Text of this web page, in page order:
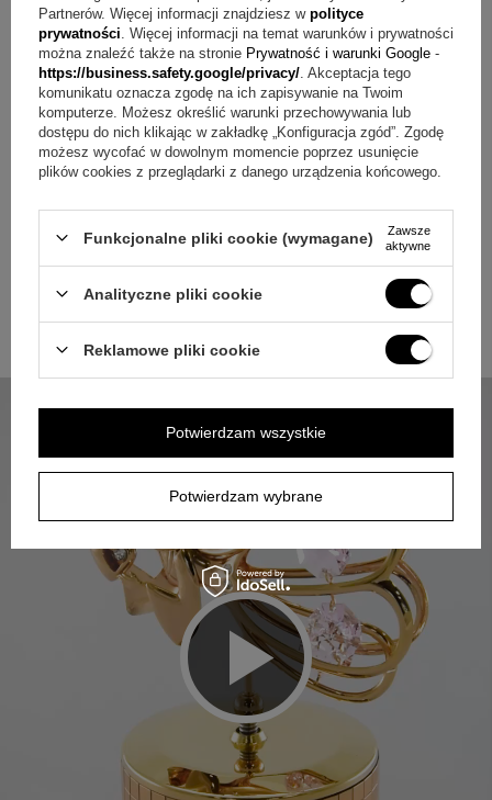
W pudełku umieszczana jest dowolna dedykacja na
tabliczce.
Mały przedmiot, wielkie emocje
Jeśli zależy Ci na połączeniu pozłacanej formy aniołka,
personalizacją, ten zestaw porządkuje wszystko w jednym
wyborze. Grawerowanie laserem na podstawie nadaje
osobisty ton, a dedykacja na tabliczce w pudełku domyka
oprawę wręczenia. To propozycja, która zostaje w domu jako
element wnętrza i przypomina o ważnej uroczystości.
Partnerów. Więcej informacji znajdziesz w polityce
prywatności . Więcej informacji na temat warunków i prywatności
można znaleźć także na stronie Prywatność i warunki Google -
https://business.safety.google/privacy/ . Akceptacja tego
komunikatu oznacza zgodę na ich zapisywanie na Twoim
komputerze. Możesz określić warunki przechowywania lub
dostępu do nich klikając w zakładkę „Konfiguracja zgód”. Zgodę
możesz wycofać w dowolnym momencie poprzez usunięcie
plików cookies z przeglądarki z danego urządzenia końcowego.
Funkcjonalne pliki cookie (wymagane)
Zawsze
aktywne
Analityczne pliki cookie
Reklamowe pliki cookie
Potwierdzam wybrane
Potwierdzam wszystkie